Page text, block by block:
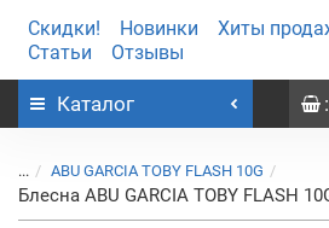
Скидки! Новинки Хиты
Статьи
Отзывы
Каталог
... ABU GARCIA TOBY FLASH 10G
Блесна ABU GARCIA TOBY FLASH